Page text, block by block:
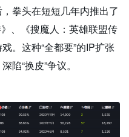
拳头在短短几年内推出了
、《搜魔人：英雄联盟传
。这种“全都要”的IP扩张
陷“换皮”争议。